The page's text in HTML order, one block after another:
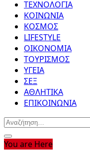
ΤΕΧΝΟΛΟΓΙΑ
ΚΟΙΝΩΝΙΑ
ΚΟΣΜΟΣ
LIFESTYLE
ΟΙΚΟΝΟΜΙΑ
ΤΟΥΡΙΣΜΟΣ
ΥΓΕΙΑ
ΣΕΞ
ΑΘΛΗΤΙΚΑ
ΕΠΙΚΟΙΝΩΝΙΑ
Αναζήτηση
για:
You are Here